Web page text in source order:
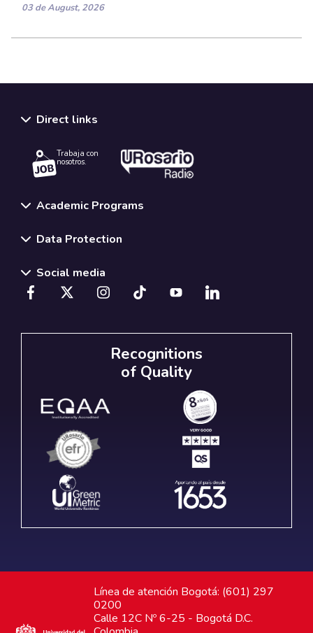
03 de August, 2026
Direct links
Trabaja con
nosotros.
Academic Programs
Data Protection
Social media
Recognitions
of Quality
Línea de atención Bogotá: (601) 297
0200
Calle 12C Nº 6-25 - Bogotá D.C.